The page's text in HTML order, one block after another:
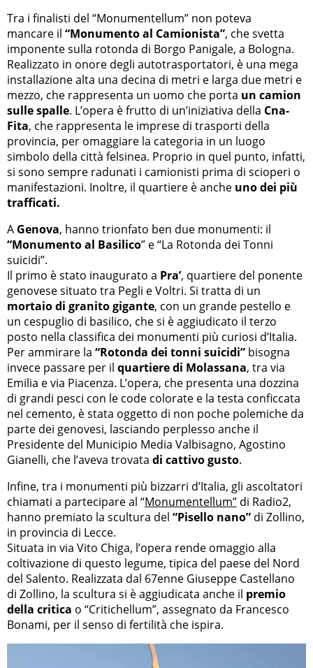
Tra i finalisti del “Monumentellum” non poteva
mancare il “Monumento al Camionista”, che svetta
imponente sulla rotonda di Borgo Panigale, a Bologna.
Realizzato in onore degli autotrasportatori, è una mega
installazione alta una decina di metri e larga due metri e
mezzo, che rappresenta un uomo che porta un camion
sulle spalle. L’opera è frutto di un’iniziativa della Cna-
Fita, che rappresenta le imprese di trasporti della
provincia, per omaggiare la categoria in un luogo
simbolo della città felsinea. Proprio in quel punto, infatti,
si sono sempre radunati i camionisti prima di scioperi o
manifestazioni. Inoltre, il quartiere è anche uno dei più
trafficati.
A Genova, hanno trionfato ben due monumenti: il
“Monumento al Basilico” e “La Rotonda dei Tonni
suicidi”.
Il primo è stato inaugurato a Pra’, quartiere del ponente
genovese situato tra Pegli e Voltri. Si tratta di un
mortaio di granito gigante, con un grande pestello e
un cespuglio di basilico, che si è aggiudicato il terzo
posto nella classifica dei monumenti più curiosi d’Italia.
Per ammirare la “Rotonda dei tonni suicidi” bisogna
invece passare per il quartiere di Molassana, tra via
Emilia e via Piacenza. L’opera, che presenta una dozzina
di grandi pesci con le code colorate e la testa conficcata
nel cemento, è stata oggetto di non poche polemiche da
parte dei genovesi, lasciando perplesso anche il
Presidente del Municipio Media Valbisagno, Agostino
Gianelli, che l’aveva trovata di cattivo gusto.
Infine, tra i monumenti più bizzarri d’Italia, gli ascoltatori
chiamati a partecipare al “Monumentellum” di Radio2,
hanno premiato la scultura del “Pisello nano” di Zollino,
in provincia di Lecce.
Situata in via Vito Chiga, l’opera rende omaggio alla
coltivazione di questo legume, tipica del paese del Nord
del Salento. Realizzata dal 67enne Giuseppe Castellano
di Zollino, la scultura si è aggiudicata anche il premio
della critica o “Critichellum”, assegnato da Francesco
Bonami, per il senso di fertilità che ispira.